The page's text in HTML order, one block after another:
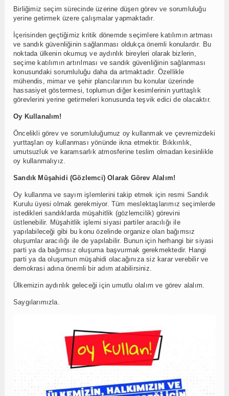
Birliğimiz seçim sürecinde üzerine düşen görev ve sorumluluğu
yerine getirmek üzere çalışmalar yapmaktadır.
İçerisinden geçtiğimiz kritik dönemde seçimlere katılımın artması
ve sandık güvenliğinin sağlanması oldukça önemli konulardır. Bu
noktada ülkenin okumuş ve aydınlık bireyleri olarak bizlerin,
seçime katılımın artırılması ve sandık güvenliğinin sağlanması
konusundaki sorumluluğu daha da artmaktadır. Özellikle
mühendis, mimar ve şehir plancılarının bu konular üzerinde
hassasiyet göstermesi, toplumun diğer kesimlerinin yurttaşlık
görevlerini yerine getirmeleri konusunda teşvik edici de olacaktır.
Oy Kullanalım!
Öncelikli görev ve sorumluluğumuz oy kullanmak ve çevremizdeki
yurttaşları oy kullanması yönünde ikna etmektir. Bıkkınlık,
umutsuzluk ve karamsarlık atmosferine teslim olmadan kesinlikle
oy kullanmalıyız.
Sandık Müşahidi (Gözlemci) Olarak Görev Alalım!
Oy kullanma ve sayım işlemlerini takip etmek için resmi Sandık
Kurulu üyesi olmak gerekmiyor. Tüm meslektaşlarımız seçimlerde
istedikleri sandıklarda müşahitlik (gözlemcilik) görevini
üstlenebilir. Müşahitlik işlemi siyasi partiler aracılığı ile
yapılabileceği gibi bu konu özelinde organize olan bağımsız
oluşumlar aracılığı ile de yapılabilir. Bunun için herhangi bir siyasi
parti ya da bağımsız oluşuma başvurmak gerekmektedir. Hangi
parti ya da oluşumun müşahidi olacağınıza siz karar verebilir ve
demokrasi adına önemli bir adım atabilirsiniz.
Ülkemizin aydınlık geleceği için umutlu olalım ve görev alalım.
Saygılarımızla.